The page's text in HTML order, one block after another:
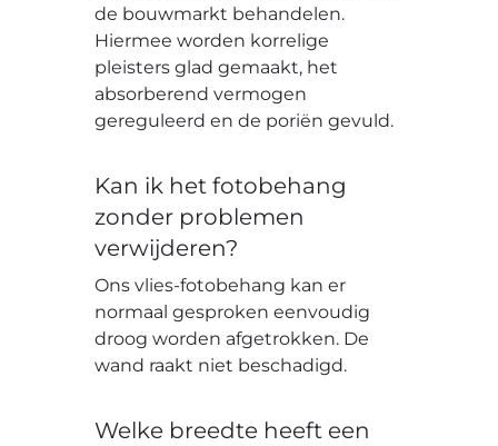
de bouwmarkt behandelen.
Hiermee worden korrelige
pleisters glad gemaakt, het
absorberend vermogen
gereguleerd en de poriën gevuld.
Kan ik het fotobehang
zonder problemen
verwijderen?
Ons vlies-fotobehang kan er
normaal gesproken eenvoudig
droog worden afgetrokken. De
wand raakt niet beschadigd.
Welke breedte heeft een